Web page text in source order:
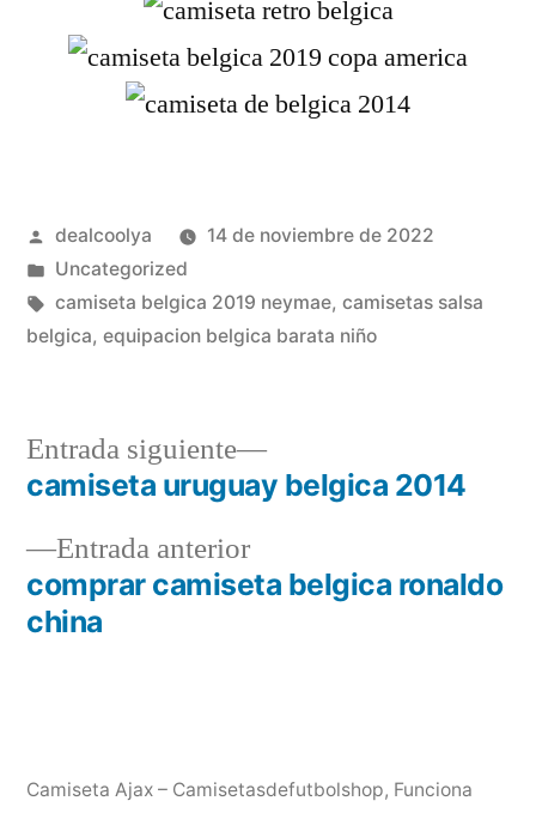
Publicado
por
dealcoolya
14 de noviembre de 2022
Publicado
en
Uncategorized
Etiquetas:
camiseta belgica 2019 neymae, camisetas salsa
belgica, equipacion belgica barata niño
Navegación
de
entradas
Entrada anteriorEntrada
anterior:
comprar camiseta belgica ronaldo
china
Entrada siguiente
Entrada
siguiente:
camiseta uruguay belgica 2014
Camiseta Ajax – Camisetasdefutbolshop, Funciona